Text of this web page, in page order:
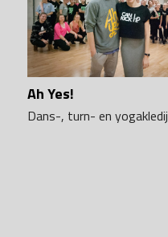
Ah Yes!
Dans-, turn- en yogakledij